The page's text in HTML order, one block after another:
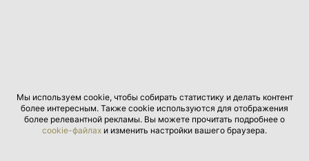
Мы используем cookie, чтобы собирать статистику и делать контент
более интересным. Также cookie используются для отображения
более релевантной рекламы. Вы можете прочитать подробнее о
cookie-файлах и изменить настройки вашего браузера.